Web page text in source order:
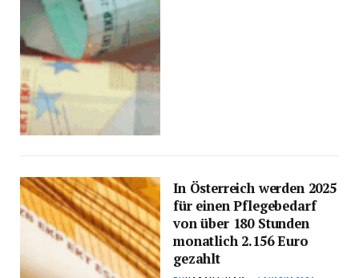
In Österreich werden 2025
für einen Pflegebedarf
von über 180 Stunden
monatlich 2.156 Euro
gezahlt